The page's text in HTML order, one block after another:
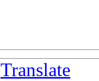
Translate